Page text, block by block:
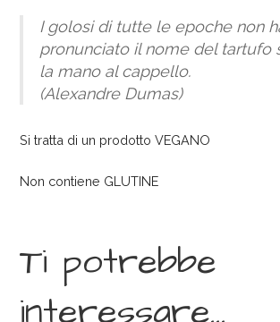
I golosi di tutte le epoche non
pronunciato il nome del tartufo
la mano al cappello.
(Alexandre Dumas)
Si tratta di un prodotto VEGANO
Non contiene GLUTINE
Ti potrebbe